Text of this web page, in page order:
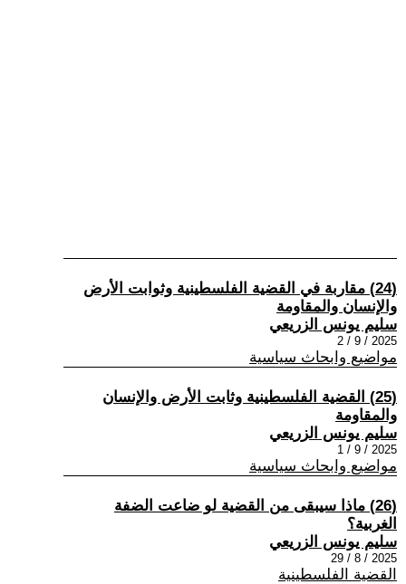
(24) مقاربة في القضية الفلسطينية وثوابت الأرض
والإنسان والمقاومة
سليم يونس الزريعي
2025 / 9 / 2
مواضيع وابحاث سياسية
(25) القضية الفلسطينية وثابت الأرض والإنسان
والمقاومة
سليم يونس الزريعي
2025 / 9 / 1
مواضيع وابحاث سياسية
(26) ماذا سيبقى من القضية لو ضاعت الضفة
الغربية؟
سليم يونس الزريعي
2025 / 8 / 29
القضية الفلسطينية